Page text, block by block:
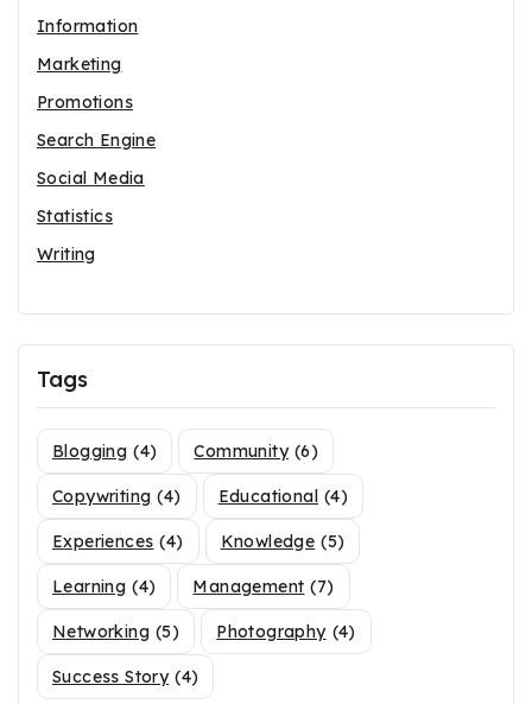
Information
Marketing
Promotions
Search Engine
Social Media
Statistics
Writing
Tags
Blogging (4) Community (6)
Copywriting (4) Educational (4)
Experiences (4) Knowledge (5)
Learning (4) Management (7)
Networking (5) Photography (4)
Success Story (4)